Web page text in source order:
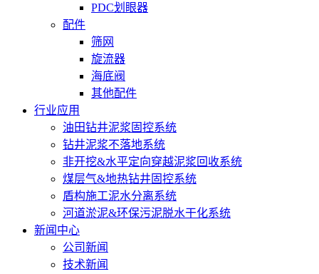
PDC划眼器
配件
筛网
旋流器
海底阀
其他配件
行业应用
油田钻井泥浆固控系统
钻井泥浆不落地系统
非开挖&水平定向穿越泥浆回收系统
煤层气&地热钻井固控系统
盾构施工泥水分离系统
河道淤泥&环保污泥脱水干化系统
新闻中心
公司新闻
技术新闻